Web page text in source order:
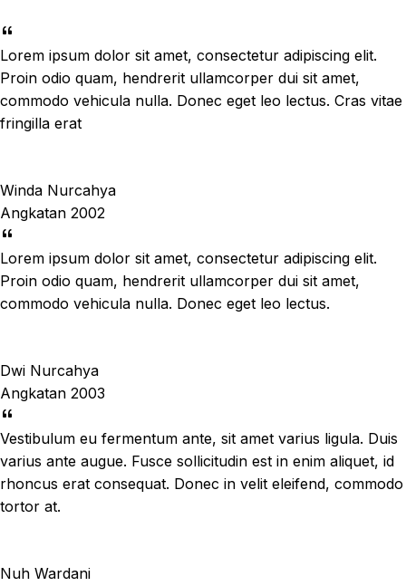
Lorem ipsum dolor sit amet, consectetur adipiscing elit.
Proin odio quam, hendrerit ullamcorper dui sit amet,
commodo vehicula nulla. Donec eget leo lectus. Cras vitae
fringilla erat
Winda Nurcahya
Angkatan 2002
Lorem ipsum dolor sit amet, consectetur adipiscing elit.
Proin odio quam, hendrerit ullamcorper dui sit amet,
commodo vehicula nulla. Donec eget leo lectus.
Dwi Nurcahya
Angkatan 2003
Vestibulum eu fermentum ante, sit amet varius ligula. Duis
varius ante augue. Fusce sollicitudin est in enim aliquet, id
rhoncus erat consequat. Donec in velit eleifend, commodo
tortor at.
Nuh Wardani